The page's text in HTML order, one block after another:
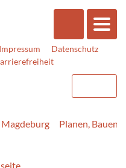
Impressum
Datenschutz
Magdeburg Planen, Bauen,